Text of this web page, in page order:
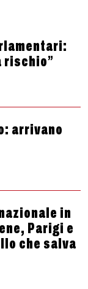
rischio”
arrivano
in
Parigi e
che salva